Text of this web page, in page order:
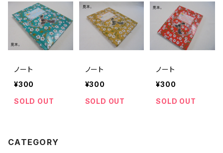
ノート
¥300
SOLD OUT
ノート
¥300
SOLD OUT
ノート
¥300
SOLD OUT
CATEGORY